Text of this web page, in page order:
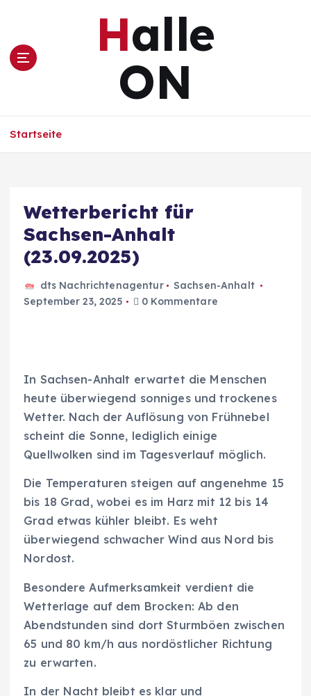
s
Halle
ON
Startseite
Wetterbericht für
Sachsen-Anhalt
(23.09.2025)
dts Nachrichtenagentur
Sachsen-Anhalt
September 23, 2025
0 Kommentare
In Sachsen-Anhalt erwartet die Menschen
heute überwiegend sonniges und trockenes
Wetter. Nach der Auflösung von Frühnebel
scheint die Sonne, lediglich einige
Quellwolken sind im Tagesverlauf möglich.
Die Temperaturen steigen auf angenehme 15
bis 18 Grad, wobei es im Harz mit 12 bis 14
Grad etwas kühler bleibt. Es weht
überwiegend schwacher Wind aus Nord bis
Nordost.
Besondere Aufmerksamkeit verdient die
Wetterlage auf dem Brocken: Ab den
Abendstunden sind dort Sturmböen zwischen
65 und 80 km/h aus nordöstlicher Richtung
zu erwarten.
In der Nacht bleibt es klar und